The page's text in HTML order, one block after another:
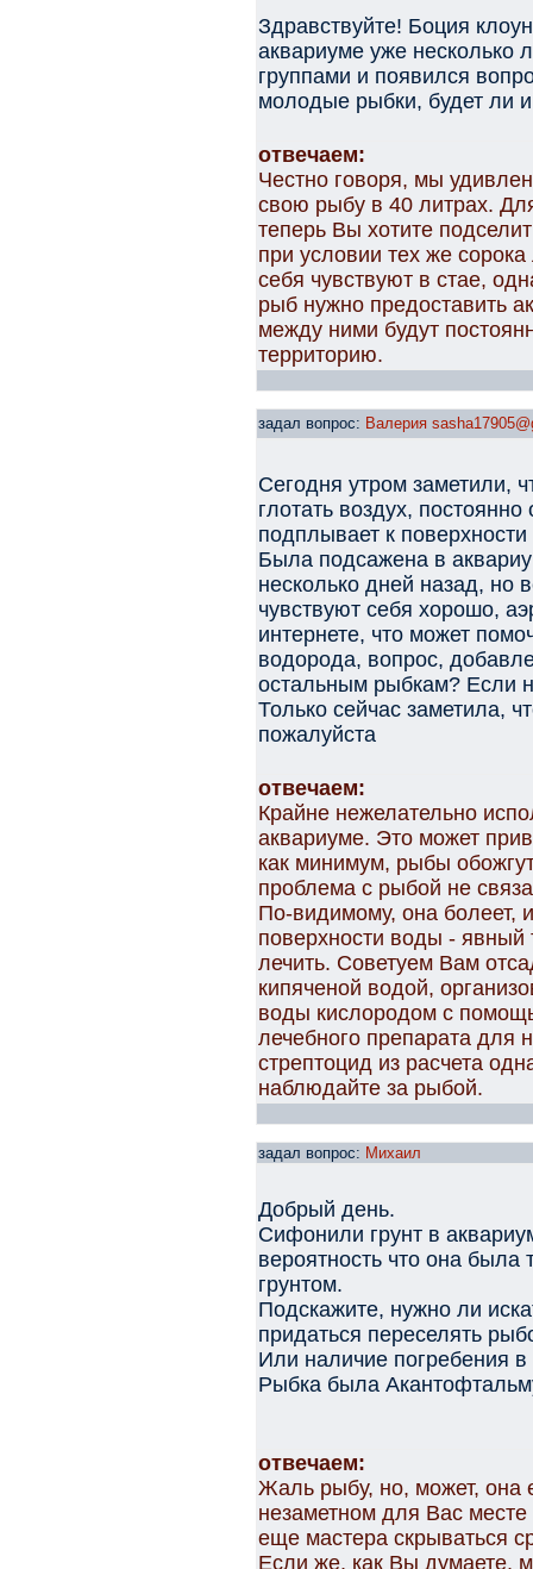
Здравствуйте! Боция
аквариуме уже несколько
группами и появился
молодые рыбки, будет ли
отвечаем:
Честно говоря, мы
свою рыбу в 40 литрах.
теперь Вы хотите
при условии тех же
себя чувствуют в стае,
рыб нужно предоставить
между ними будут
территорию.
задал вопрос: Валерия
Сегодня утром заметили,
глотать воздух,
подплывает к
Была подсажена в
несколько дней назад, но
чувствуют себя хорошо,
интернете, что может
водорода, вопрос,
остальным рыбкам? Если
Только сейчас заметила,
пожалуйста
отвечаем:
Крайне нежелательно
аквариуме. Это может
как минимум, рыбы
проблема с рыбой не
По-видимому, она болеет,
поверхности воды - явный
лечить. Советуем Вам
кипяченой водой,
воды кислородом с
лечебного препарата для
стрептоцид из расчета
наблюдайте за рыбой.
задал вопрос: Михаил
Добрый день.
Сифонили грунт в
вероятность что она
грунтом.
Подскажите, нужно ли
придаться переселять
Или наличие погребения
Рыбка была
отвечаем:
Жаль рыбу, но, может, она
незаметном для Вас
еще мастера скрываться
Если же, как Вы думаете,